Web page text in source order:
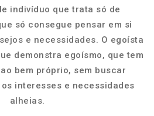
indivíduo que trata só de
só consegue pensar em si
e necessidades. O egoísta
demonstra egoísmo, que tem
bem próprio, sem buscar
interesses e necessidades
alheias.